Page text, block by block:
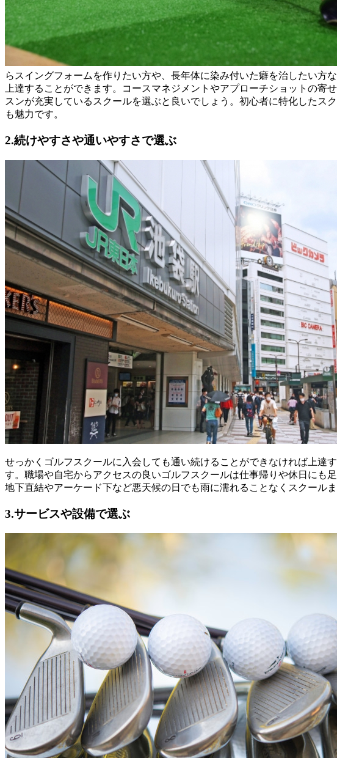
らスイングフォームを作りたい方や、長年体に染み付いた癖を治したい方
上達することができます。コースマネジメントやアプローチショットの寄
スンが充実しているスクールを選ぶと良いでしょう。初心者に特化した
も魅力です。
2.続けやすさや通いやすさで選ぶ
せっかくゴルフスクールに入会しても通い続けることができなければ上達
す。職場や自宅からアクセスの良いゴルフスクールは仕事帰りや休日にも
地下直結やアーケード下など悪天候の日でも雨に濡れることなくスクール
3.サービスや設備で選ぶ